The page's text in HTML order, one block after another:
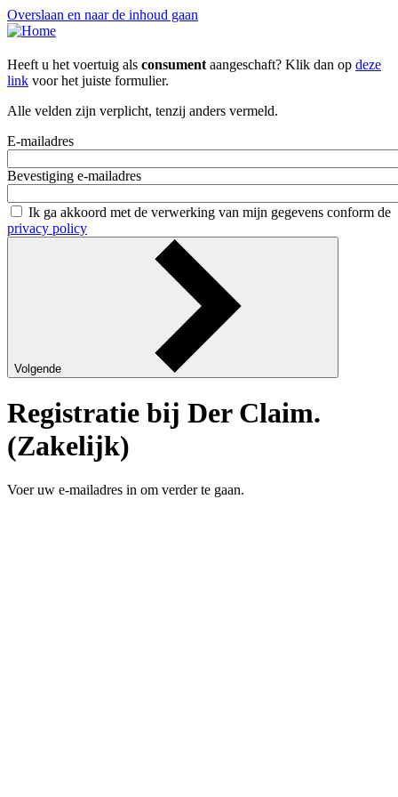
Overslaan en naar de inhoud gaan
Heeft u het voertuig als consument aangeschaft? Klik dan op deze
link voor het juiste formulier.
Alle velden zijn verplicht, tenzij anders vermeld.
E-mailadres
Bevestiging e-mailadres
Ik ga akkoord met de verwerking van mijn gegevens conform de
privacy policy
Volgende
Registratie bij Der Claim.
(Zakelijk)
Voer uw e-mailadres in om verder te gaan.